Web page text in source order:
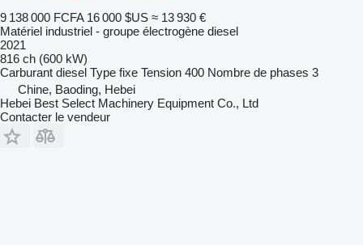
9 138 000 FCFA 16 000 $US ≈ 13 930 €
Matériel industriel - groupe électrogène diesel
2021
816 ch (600 kW)
Carburant diesel Type fixe Tension 400 Nombre de phases 3
Chine, Baoding, Hebei
Hebei Best Select Machinery Equipment Co., Ltd
Contacter le vendeur